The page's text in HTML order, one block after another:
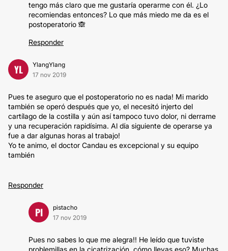
tengo más claro que me gustaría operarme con él. ¿Lo
recomiendas entonces? Lo que más miedo me da es el
postoperatorio 🙈
Responder
YL
YlangYlang
17 nov 2019
Pues te aseguro que el postoperatorio no es nada! Mi marido
también se operó después que yo, el necesitó injerto del
cartílago de la costilla y aún así tampoco tuvo dolor, ni derrame
y una recuperación rapidísima. Al día siguiente de operarse ya
fue a dar algunas horas al trabajo!
Yo te animo, el doctor Candau es excepcional y su equipo
también
Responder
PI
pistacho
17 nov 2019
Pues no sabes lo que me alegra!! He leído que tuviste
problemillas en la cicatrización, cómo llevas eso? Muchas